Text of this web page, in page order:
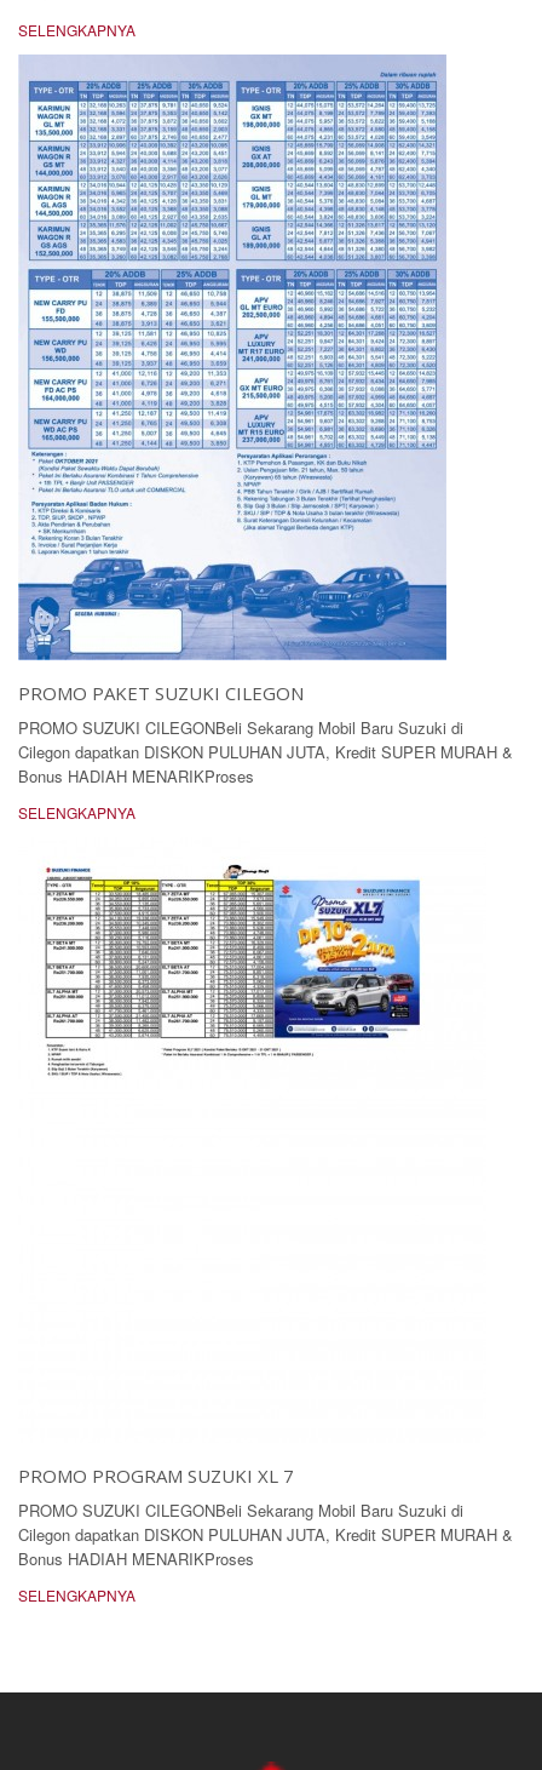
SELENGKAPNYA
PROMO PAKET SUZUKI CILEGON
PROMO SUZUKI CILEGONBeli Sekarang Mobil Baru Suzuki di
Cilegon dapatkan DISKON PULUHAN JUTA, Kredit SUPER MURAH &
Bonus HADIAH MENARIKProses
SELENGKAPNYA
PROMO PROGRAM SUZUKI XL 7
PROMO SUZUKI CILEGONBeli Sekarang Mobil Baru Suzuki di
Cilegon dapatkan DISKON PULUHAN JUTA, Kredit SUPER MURAH &
Bonus HADIAH MENARIKProses
SELENGKAPNYA